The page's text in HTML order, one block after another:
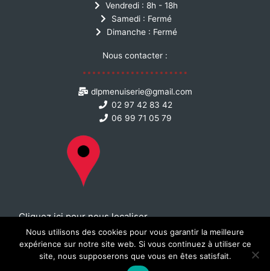
Vendredi : 8h - 18h
Samedi : Fermé
Dimanche : Fermé
Nous contacter :
dlpmenuiserie@gmail.com
02 97 42 83 42
06 99 71 05 79
Cliquez ici pour nous localiser
Mentions légales
© All Rights Reserved 2021
Nous utilisons des cookies pour vous garantir la meilleure
expérience sur notre site web. Si vous continuez à utiliser ce
site, nous supposerons que vous en êtes satisfait.